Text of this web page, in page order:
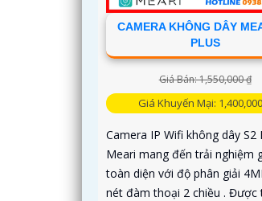
CAMERA KHÔNG DÂY
PLUS
Giá Bán: 1,550,000 ₫
Giá Khuyến Mại:
Camera IP Wifi không dây S2
Meari mang đến trải nghiệm
toàn diện với độ phân giải
nét đàm thoại 2 chiều . Được